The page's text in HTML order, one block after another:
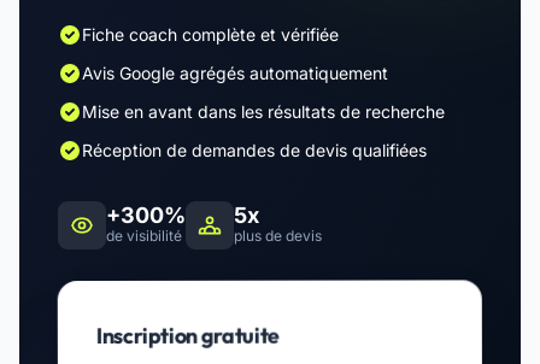
Fiche coach complète et vérifiée
Avis Google agrégés automatiquement
Mise en avant dans les résultats de recherche
Réception de demandes de devis qualifiées
+300%
de visibilité
5x
plus de devis
Inscription gratuite